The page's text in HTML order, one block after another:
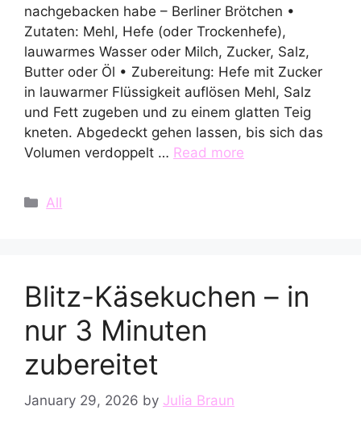
nachgebacken habe – Berliner Brötchen •
Zutaten: Mehl, Hefe (oder Trockenhefe),
lauwarmes Wasser oder Milch, Zucker, Salz,
Butter oder Öl • Zubereitung: Hefe mit Zucker
in lauwarmer Flüssigkeit auflösen Mehl, Salz
und Fett zugeben und zu einem glatten Teig
kneten. Abgedeckt gehen lassen, bis sich das
Volumen verdoppelt … Read more
Categories
All
Blitz-Käsekuchen – in
nur 3 Minuten
zubereitet
January 29, 2026 by Julia Braun